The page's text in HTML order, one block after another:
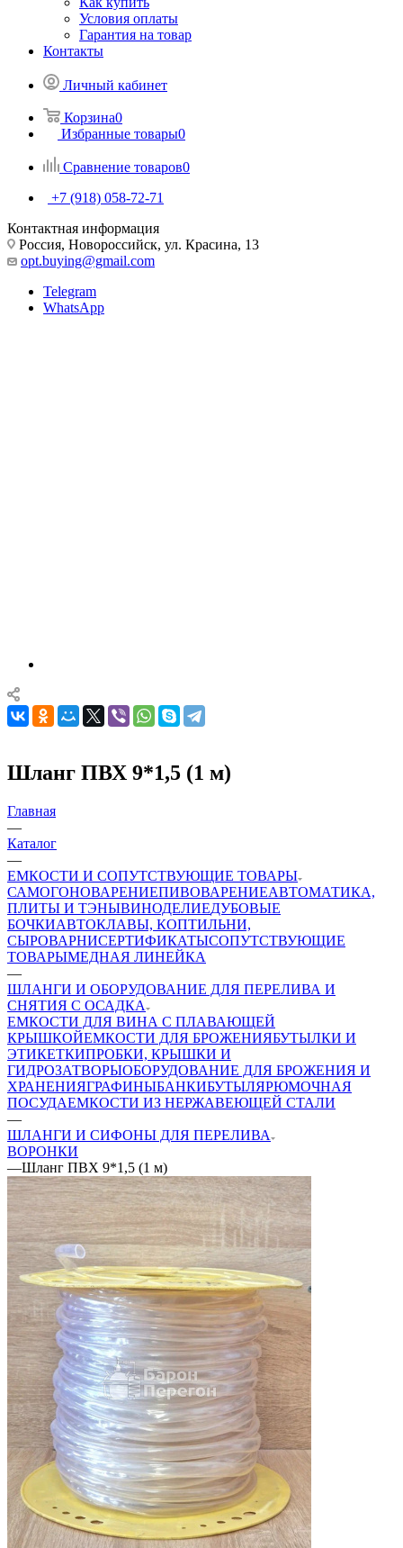
Условия оплаты
Гарантия на товар
Контакты
Личный кабинет
Корзина0
Избранные товары0
Сравнение товаров0
+7 (918) 058-72-71
Контактная информация
Россия, Новороссийск, ул. Красина, 13
opt.buying@gmail.com
Telegram
WhatsApp
Шланг ПВХ 9*1,5 (1 м)
Главная
—
Каталог
—
ЕМКОСТИ И СОПУТСТВУЮЩИЕ ТОВАРЫ
САМОГОНОВАРЕНИЕПИВОВАРЕНИЕАВТОМАТИКА,
ПЛИТЫ И ТЭНЫВИНОДЕЛИЕДУБОВЫЕ
БОЧКИАВТОКЛАВЫ, КОПТИЛЬНИ,
СЫРОВАРНИСЕРТИФИКАТЫСОПУТСТВУЮЩИЕ
ТОВАРЫМЕДНАЯ ЛИНЕЙКА
—
ШЛАНГИ И ОБОРУДОВАНИЕ ДЛЯ ПЕРЕЛИВА И
СНЯТИЯ С ОСАДКА
ЕМКОСТИ ДЛЯ ВИНА С ПЛАВАЮЩЕЙ
КРЫШКОЙЕМКОСТИ ДЛЯ БРОЖЕНИЯБУТЫЛКИ И
ЭТИКЕТКИПРОБКИ, КРЫШКИ И
ГИДРОЗАТВОРЫОБОРУДОВАНИЕ ДЛЯ БРОЖЕНИЯ И
ХРАНЕНИЯГРАФИНЫБАНКИБУТЫЛЯРЮМОЧНАЯ
ПОСУДАЕМКОСТИ ИЗ НЕРЖАВЕЮЩЕЙ СТАЛИ
—
ШЛАНГИ И СИФОНЫ ДЛЯ ПЕРЕЛИВА
ВОРОНКИ
—Шланг ПВХ 9*1,5 (1 м)